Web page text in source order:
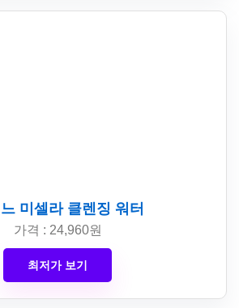
미셀라 클렌징 워터
가격 : 24,960원
최저가 보기